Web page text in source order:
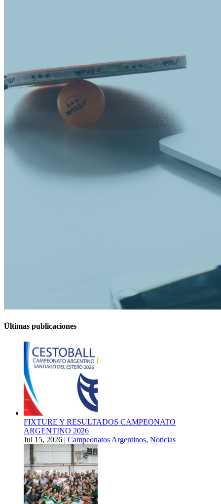
Últimas publicaciones
FIXTURE Y RESULTADOS CAMPEONATO
ARGENTINO 2026
Jul 15, 2026 | Campeonatos Argentinos, Noticias